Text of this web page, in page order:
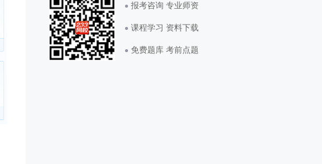
报考咨询 专业师资
课程学习 资料下载
免费题库 考前点题